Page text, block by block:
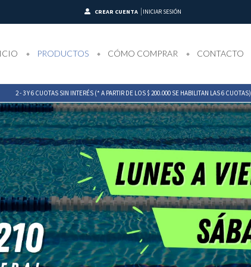
CREAR CUENTA INICIAR SESIÓN
PRODUCTOS CÓMO COMPRAR CONTACTO
2 - 3 Y 6 CUOTAS SIN INTERÉS (* A PARTIR DE LOS $ 200.000 SE HABILITAN LAS 6 CUOTAS)